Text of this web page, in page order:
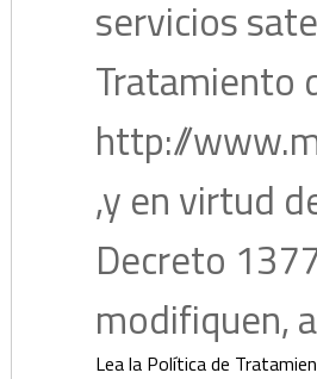
servicios
Tratamiento
http://
,y en virtud
Decreto
modifiquen,
Lea la Política de